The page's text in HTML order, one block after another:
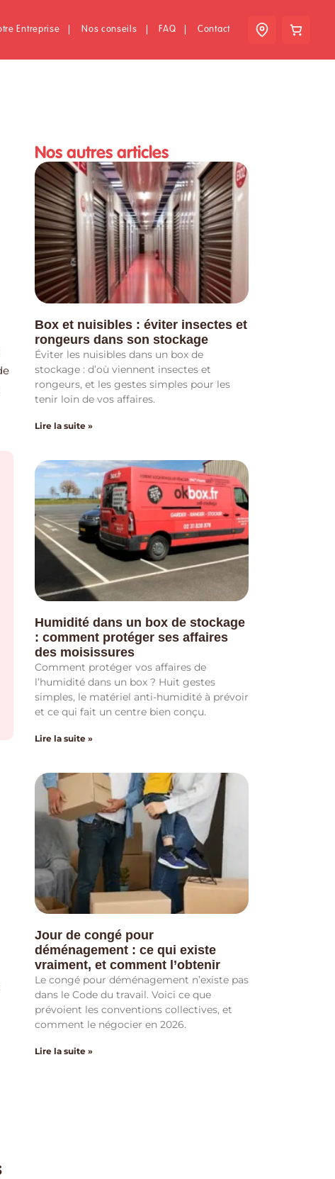
Entreprise Nos conseils FAQ Contact
Nos autres articles
Box et nuisibles : éviter insectes et
rongeurs dans son stockage
Éviter les nuisibles dans un box de
stockage : d’où viennent insectes et
rongeurs, et les gestes simples pour les
tenir loin de vos affaires.
Lire la suite »
Humidité dans un box de stockage
: comment protéger ses affaires
des moisissures
Comment protéger vos affaires de
l’humidité dans un box ? Huit gestes
simples, le matériel anti-humidité à prévoir
et ce qui fait un centre bien conçu.
Lire la suite »
Jour de congé pour
déménagement : ce qui existe
vraiment, et comment l’obtenir
Le congé pour déménagement n’existe pas
dans le Code du travail. Voici ce que
prévoient les conventions collectives, et
comment le négocier en 2026.
Lire la suite »